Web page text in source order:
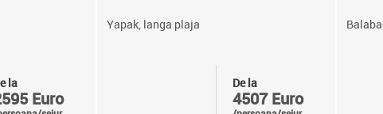
la
Euro
Yapak, langa plaja
De la
4507 Euro